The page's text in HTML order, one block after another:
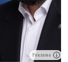
Реклама